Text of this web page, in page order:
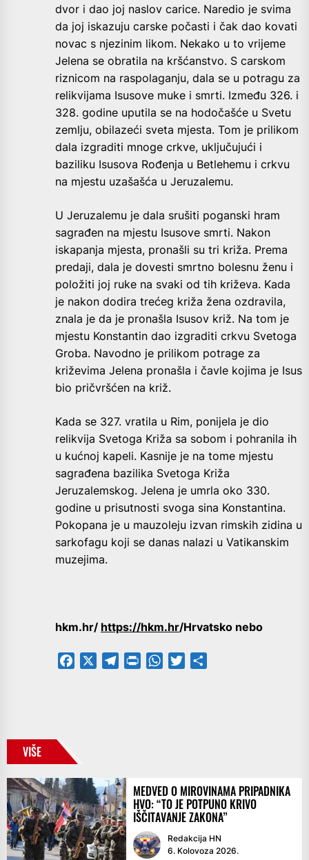
dvor i dao joj naslov carice. Naredio je svima
da joj iskazuju carske počasti i čak dao kovati
novac s njezinim likom. Nekako u to vrijeme
Jelena se obratila na kršćanstvo. S carskom
riznicom na raspolaganju, dala se u potragu za
relikvijama Isusove muke i smrti. Između 326. i
328. godine uputila se na hodočašće u Svetu
zemlju, obilazeći sveta mjesta. Tom je prilikom
dala izgraditi mnoge crkve, uključujući i
baziliku Isusova Rođenja u Betlehemu i crkvu
na mjestu uzašašća u Jeruzalemu.
U Jeruzalemu je dala srušiti poganski hram
sagrađen na mjestu Isusove smrti. Nakon
iskapanja mjesta, pronašli su tri križa. Prema
predaji, dala je dovesti smrtno bolesnu ženu i
položiti joj ruke na svaki od tih križeva. Kada
je nakon dodira trećeg križa žena ozdravila,
znala je da je pronašla Isusov križ. Na tom je
mjestu Konstantin dao izgraditi crkvu Svetoga
Groba. Navodno je prilikom potrage za
križevima Jelena pronašla i čavle kojima je Isus
bio pričvršćen na križ.
Kada se 327. vratila u Rim, ponijela je dio
relikvija Svetoga Križa sa sobom i pohranila ih
u kućnoj kapeli. Kasnije je na tome mjestu
sagrađena bazilika Svetoga Križa
Jeruzalemskog. Jelena je umrla oko 330.
godine u prisutnosti svoga sina Konstantina.
Pokopana je u mauzoleju izvan rimskih zidina u
sarkofagu koji se danas nalazi u Vatikanskim
muzejima.
hkm.hr/ https://hkm.hr/Hrvatsko nebo
Facebook TelegramPrintFriendly
WhatsApp
Twitter
VIŠE
MEDVED O MIROVINAMA PRIPADNIKA
HVO: “TO JE POTPUNO KRIVO
IŠČITAVANJE ZAKONA”
Redakcija HN
6. Kolovoza 2026.